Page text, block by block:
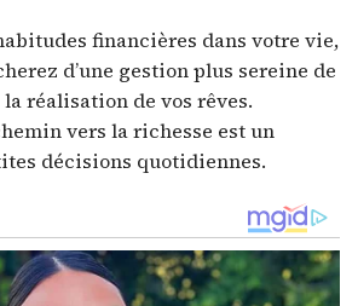
financières dans votre vie,
d’une gestion plus sereine de
réalisation de vos rêves.
vers la richesse est un
décisions quotidiennes.